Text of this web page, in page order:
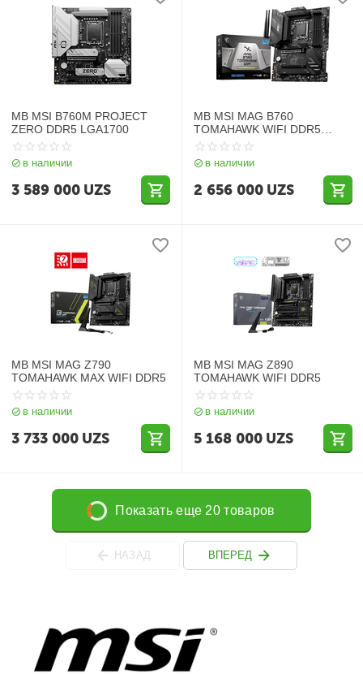
MB MSI B760M PROJECT
ZERO DDR5 LGA1700
в наличии
3 589 000 UZS
MB MSI MAG B760
TOMAHAWK WIFI DDR5
LGA1700
в наличии
2 656 000 UZS
MB MSI MAG Z790
TOMAHAWK MAX WIFI DDR5
в наличии
3 733 000 UZS
MB MSI MAG Z890
TOMAHAWK WIFI DDR5
в наличии
5 168 000 UZS
Показать еще 20 товаров
НАЗАД ВПЕРЕД